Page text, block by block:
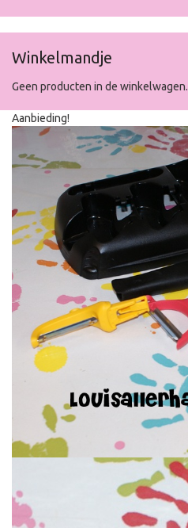
Winkelmandje
Geen producten in de winkelwagen.
Aanbieding!